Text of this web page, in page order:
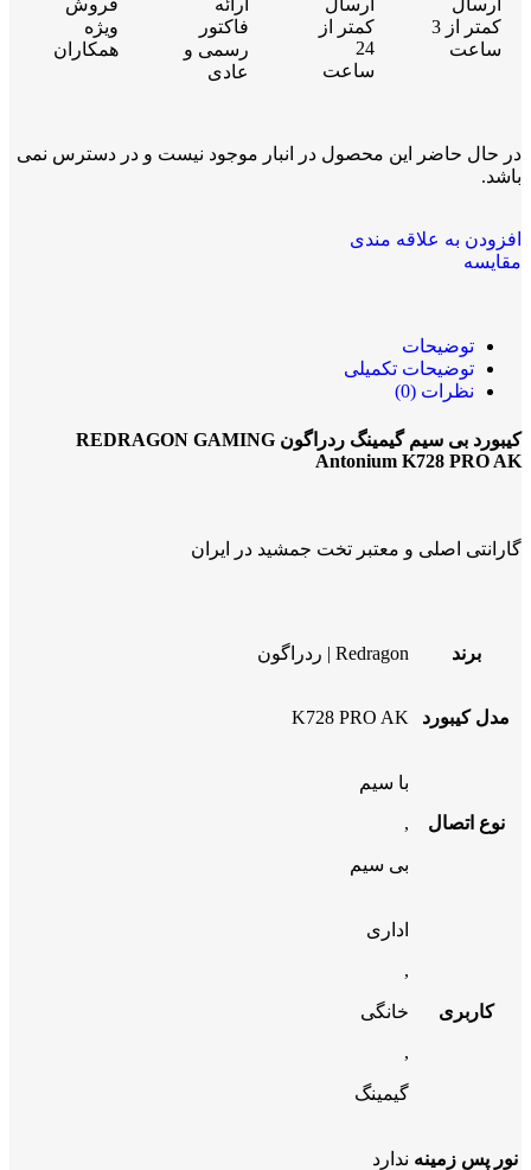
ارسال
کمتر از 3
ساعت
ارسال
کمتر از
24
ساعت
ارائه
فاکتور
رسمی و
عادی
فروش
ویژه
همکاران
در حال حاضر این محصول در انبار موجود نیست و در دسترس نمی
باشد.
افزودن به علاقه مندی
مقایسه
توضیحات
توضیحات تکمیلی
نظرات (0)
کیبورد بی سیم گیمینگ ردراگون REDRAGON GAMING
Antonium K728 PRO AK
گارانتی اصلی و معتبر تخت جمشید در ایران
برند Redragon | ردراگون
مدل کیبورد K728 PRO AK
نوع اتصال
با سیم
,
بی سیم
کاربری
اداری
,
خانگی
,
گیمینگ
نور پس زمینه ندارد